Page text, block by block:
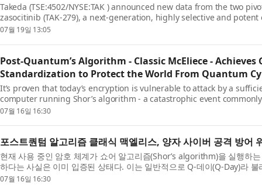
Takeda (TSE:4502/NYSE:TAK ) announced new data from the two
zasocitinib (TAK-279), a next-generation, highly selective and potent
inhibitor, in adults with moderate-to-severe plaque psoriasi...
07월 19일 13:05
Post-Quantum’s Algorithm - Classic McEliece - Achieves
Standardization to Protect the World From Quantum
It’s proven that today’s encryption is vulnerable to attack by a
computer running Shor’s algorithm - a catastrophic event
such a cryptographically relevant quantum computer emerges i...
07월 16일 16:30
포스트퀀텀 알고리즘 클래식 맥엘리스, 양자 사이버 공격 방어
현재 사용 중인 암호 체계가 쇼어 알고리즘(Shor’s algorithm)을 실행하
하다는 사실은 이미 입증된 상태다. 이는 일반적으로 Q-데이(Q-Day)라
다. 암호 해독 능력을 갖춘 양자 컴퓨터가 등장하기...
07월 16일 16:30